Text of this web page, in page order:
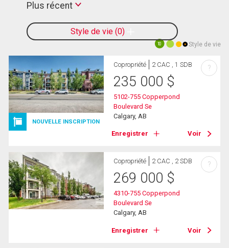
Style de vie 0
Plus récent
10 Style de vie
NOUVELLE INSCRIPTION
Copropriété 2 CAC , 1 SDB
235 000 $
5102-755 Copperpond
Boulevard Se
Calgary, AB
Enregistrer Voir
?
Copropriété 2 CAC , 2 SDB
269 000 $
4310-755 Copperpond
Boulevard Se
Calgary, AB
Enregistrer Voir
?